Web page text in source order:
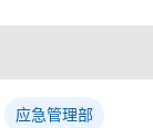
应急管理部